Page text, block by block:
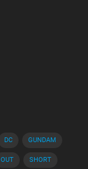
DC GUNDAM
OUT SHORT